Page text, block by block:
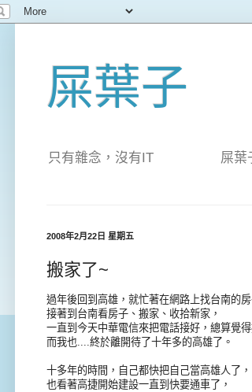
屎葉子
只有雜念，沒有IT 屎葉子︰
葉子，植物之養
2008年2月22日 星期五
搬家了~
過年後回到高雄，就忙著在網路上找台南的房
接著到台南看房子、搬家、收拾新家，
一直到今天中華電信來把電話接好，總算覺得
而我也....終於離開待了十年多的高雄了。
十多年的時間，自己都快把自己當高雄人了，
也看著高捷開始建設一直到快要通車了，